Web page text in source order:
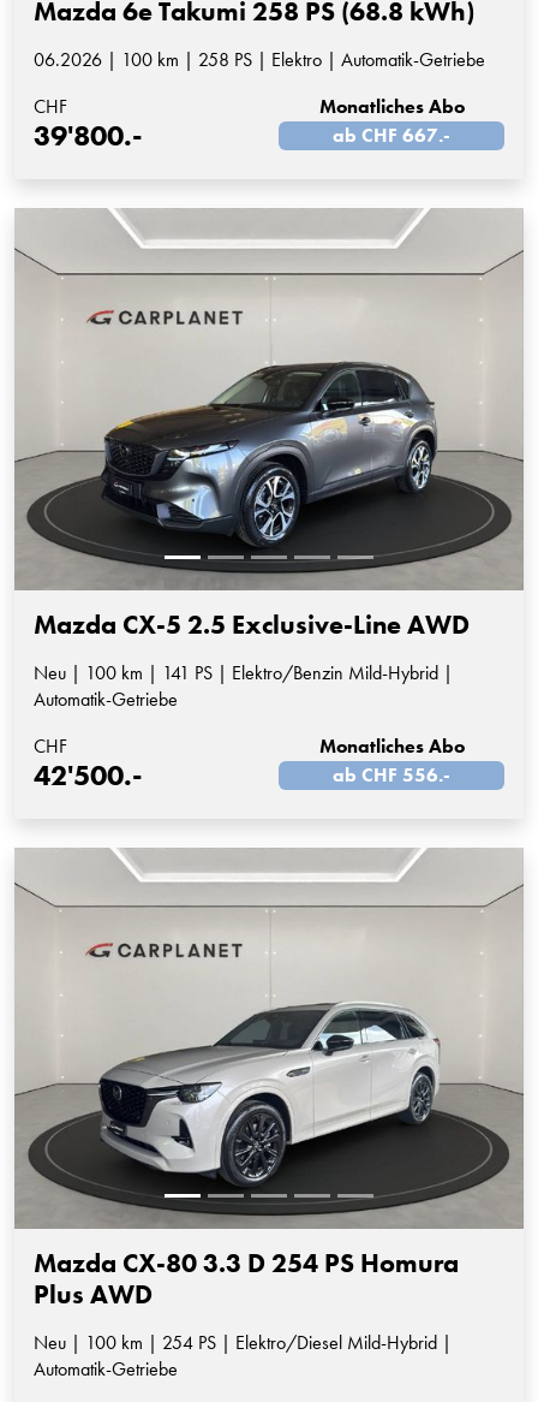
Mazda 6e Takumi 258 PS (68.8 kWh)
06.2026 | 100 km | 258 PS | Elektro | Automatik-Getriebe
CHF
39'800.-
Monatliches Abo
ab CHF 667.-
Mazda CX-5 2.5 Exclusive-Line AWD
Neu | 100 km | 141 PS | Elektro/Benzin Mild-Hybrid |
Automatik-Getriebe
CHF
42'500.-
Monatliches Abo
ab CHF 556.-
Mazda CX-80 3.3 D 254 PS Homura
Plus AWD
Neu | 100 km | 254 PS | Elektro/Diesel Mild-Hybrid |
Automatik-Getriebe